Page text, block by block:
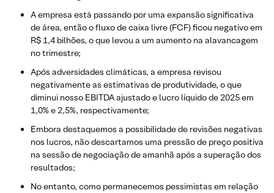
A empresa está passando por uma expansão significativa
de área, então o fluxo de caixa livre (FCF) ficou negativo em
R$ 1,4 bilhões, o que levou a um aumento na alavancagem
no trimestre;
Após adversidades climáticas, a empresa revisou
negativamente as estimativas de produtividade, o que
diminui nosso EBITDA ajustado e lucro líquido de 2025 em
1,0% e 2,5%, respectivamente;
Embora destaquemos a possibilidade de revisões negativas
nos lucros, não descartamos uma pressão de preço positiva
na sessão de negociação de amanhã após a superação dos
resultados;
No entanto, como permanecemos pessimistas em relação